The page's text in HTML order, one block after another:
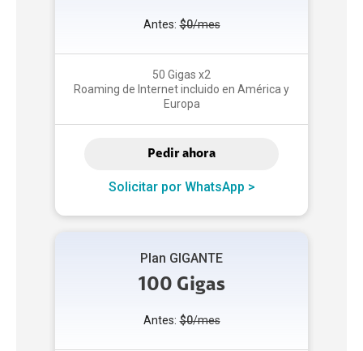
Antes: $0/mes
50 Gigas x2
Roaming de Internet incluido en América y
Europa
Pedir ahora
Solicitar por WhatsApp >
Plan GIGANTE
100 Gigas
Antes: $0/mes